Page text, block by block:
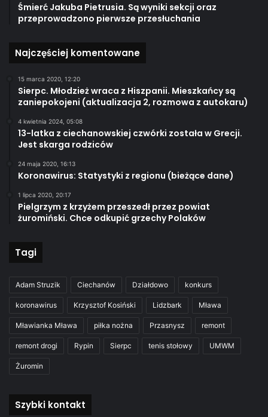
Śmierć Jakuba Pietrusia. Są wyniki sekcji oraz
przeprowadzono pierwsze przesłuchania
Najczęściej komentowane
15 marca 2020, 12:20
Sierpc. Młodzież wraca z Hiszpanii. Mieszkańcy są
zaniepokojeni (aktualizacja 2, rozmowa z autokaru)
4 kwietnia 2024, 05:08
13-latka z ciechanowskiej czwórki została w Grecji.
Jest skarga rodziców
24 maja 2020, 16:13
Koronawirus: Statystyki z regionu (bieżące dane)
1 lipca 2020, 20:17
Pielgrzym z krzyżem przeszedł przez powiat
żuromiński. Chce odkupić grzechy Polaków
Tagi
Adam Struzik Ciechanów Działdowo konkurs
koronawirus Krzysztof Kosiński Lidzbark Mława
Mławianka Mława piłka nożna Przasnysz remont
remont drogi Rypin Sierpc tenis stołowy UMWM
Żuromin
Szybki kontakt